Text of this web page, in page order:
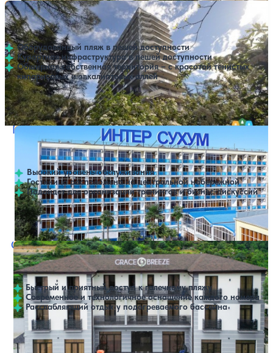
Пансионат МВО-Сухум
3.9181 отзыв
Сухум
Оборудованный пляж в пешей доступности
Курортная инфраструктура в пешей доступности
Обширная собственная территория – с красотой тенистых
кипарисовых и эвкалиптовых аллей
Расстояние до пляжа: 20 метров.
Нет цен или свободных мест на выбранные даты
Выбрать другой вариант
Гостиница Интер-Сухум
148 отзывов
Сухум
Высокий уровень обслуживания
Гостиница расположена на центральной набережной
Подойдет для организации тренингов и бизнес-дискуссий
Открытый бассейн Расстояние до пляжа: 150 метров.
Нет цен или свободных мест на выбранные даты
Выбрать другой вариант
Отель Грейс Бриз
4.425 отзывов
Сухум
Быстрый и приятный доступ к галечному пляжу
Современное и технологичное оснащение каждого номера
Расслабляющий отдых у подогреваемого бассейна
Открытый бассейн Расстояние до пляжа: 200 метров.
Нет цен или свободных мест на выбранные даты
Выбрать другой вариант